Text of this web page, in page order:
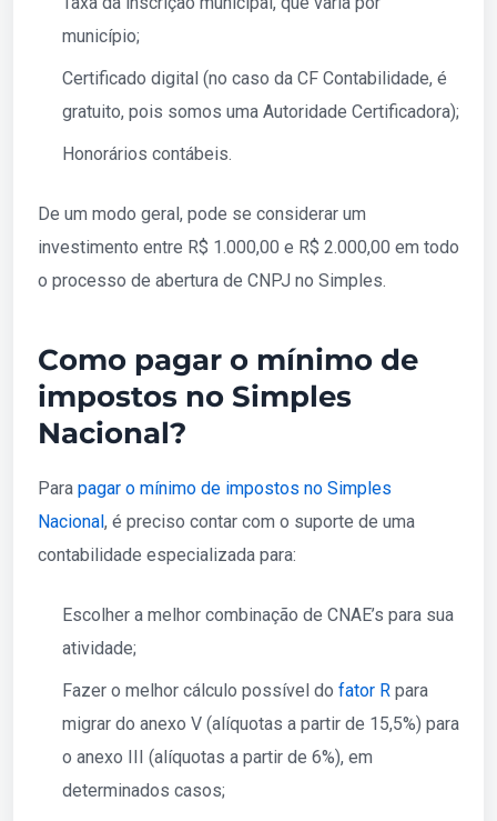
município;
Certificado digital (no caso da CF Contabilidade, é
gratuito, pois somos uma Autoridade Certificadora);
Honorários contábeis.
De um modo geral, pode se considerar um
investimento entre R$ 1.000,00 e R$ 2.000,00 em todo
o processo de abertura de CNPJ no Simples.
Como pagar o mínimo de
impostos no Simples
Nacional?
Para pagar o mínimo de impostos no Simples
Nacional, é preciso contar com o suporte de uma
contabilidade especializada para:
Escolher a melhor combinação de CNAE’s para sua
atividade;
Fazer o melhor cálculo possível do fator R para
migrar do anexo V (alíquotas a partir de 15,5%) para
o anexo III (alíquotas a partir de 6%), em
determinados casos;